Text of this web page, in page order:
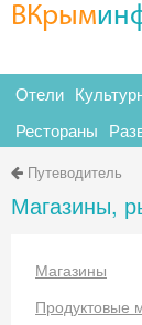
ВКрым
Отели
Рестораны
Путеводитель
Магазины,
Магазины
Продуктовые